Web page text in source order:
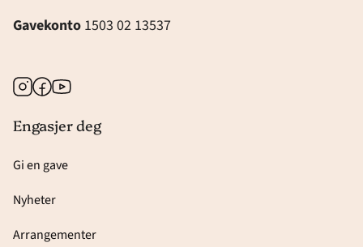
Gavekonto 1503 02 13537
Instagram
Facebook
Youtube
Engasjer deg
Gi en gave
Nyheter
Arrangementer